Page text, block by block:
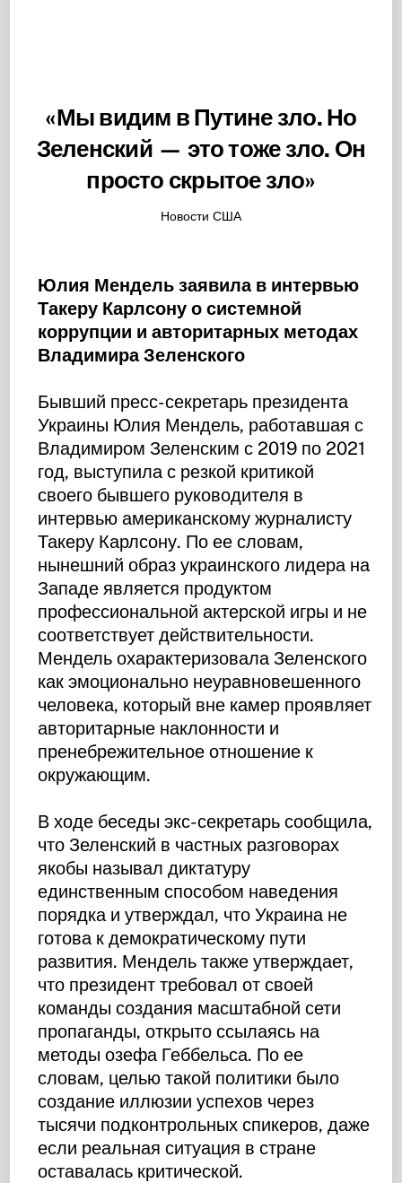
«Мы видим в Путине зло. Но
Зеленский — это тоже зло. Он
просто скрытое зло»
Новости США
Юлия Мендель заявила в интервью
Такеру Карлсону о системной
коррупции и авторитарных методах
Владимира Зеленского
Бывший пресс-секретарь президента
Украины Юлия Мендель, работавшая с
Владимиром Зеленским с 2019 по 2021
год, выступила с резкой критикой
своего бывшего руководителя в
интервью американскому журналисту
Такеру Карлсону. По ее словам,
нынешний образ украинского лидера на
Западе является продуктом
профессиональной актерской игры и не
соответствует действительности.
Мендель охарактеризовала Зеленского
как эмоционально неуравновешенного
человека, который вне камер проявляет
авторитарные наклонности и
пренебрежительное отношение к
окружающим.
В ходе беседы экс-секретарь сообщила,
что Зеленский в частных разговорах
якобы называл диктатуру
единственным способом наведения
порядка и утверждал, что Украина не
готова к демократическому пути
развития. Мендель также утверждает,
что президент требовал от своей
команды создания масштабной сети
пропаганды, открыто ссылаясь на
методы озефа Геббельса. По ее
словам, целью такой политики было
создание иллюзии успехов через
тысячи подконтрольных спикеров, даже
если реальная ситуация в стране
оставалась критической.